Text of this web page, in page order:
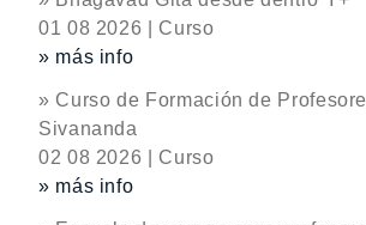
01 08 2026 | Curso
» más info
» Curso de Formación de
Sivananda
02 08 2026 | Curso
» más info